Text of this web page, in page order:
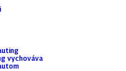
vychováva